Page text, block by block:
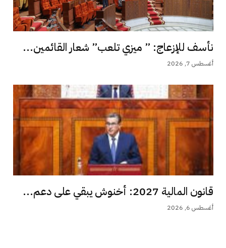
نأسف للإزعاج: ” ميزي تلعب” شعار القائمين...
أغسطس 7, 2026
قانون المالية 2027: أخنوش يبقي على دعم...
أغسطس 6, 2026